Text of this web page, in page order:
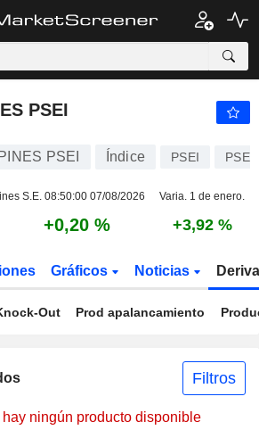
PSEI
PSEI Índice PSEI
S.E. 08:50:00 07/08/2026 Varia. 1 de enero.
+0,20 % +3,92 %
Gráficos Noticias
Out Prod apalancamiento
Filtros
hay ningún producto disponible